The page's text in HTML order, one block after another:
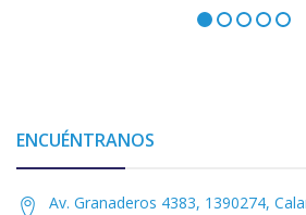
ENCUÉNTRANOS
Av. Granaderos 4383, 1390274,